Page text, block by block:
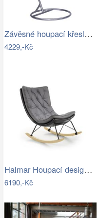
Závěsné houpací křeslo Houseland Imogen…
4229,-Kč
Halmar Houpací designové křeslo Indigo,…
6190,-Kč